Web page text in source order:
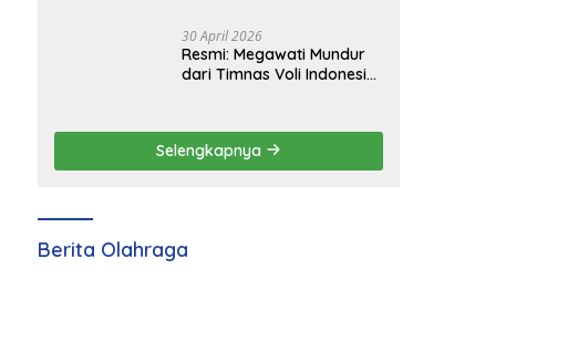
30 April 2026
Resmi: Megawati Mundur
dari Timnas Voli Indonesia,
Selengkapnya
Berita Olahraga